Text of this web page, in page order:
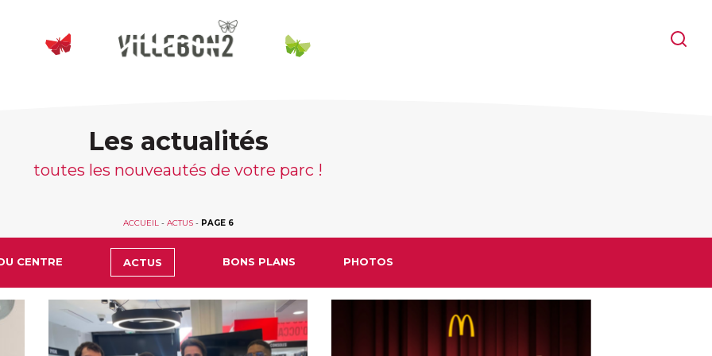
Les actualités
toutes les nouveautés de votre parc !
ACCUEIL- ACTUS- PAGE 6
CENTRE ACTUS BONS PLANS PHOTOS